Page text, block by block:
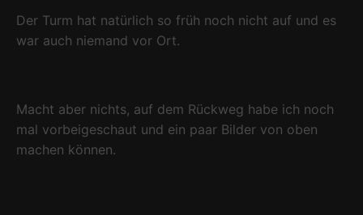
Der Turm hat natürlich so früh noch nicht auf und es
war auch niemand vor Ort.
Macht aber nichts, auf dem Rückweg habe ich noch
mal vorbeigeschaut und ein paar Bilder von oben
machen können.